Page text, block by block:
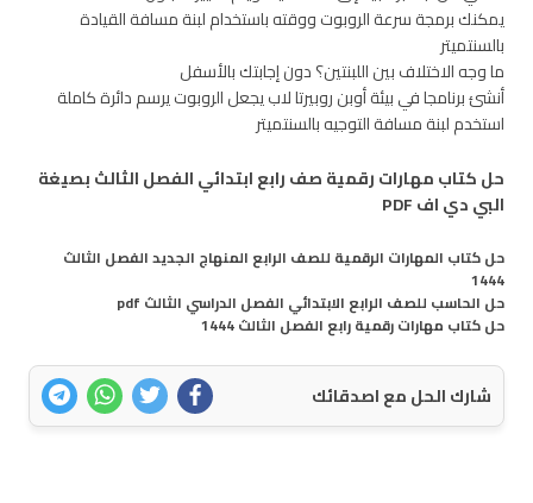
يمكنك برمجة سرعة الروبوت ووقته باستخدام لبنة مسافة القيادة
بالسنتميتر
ما وجه الاختلاف بين اللبنتين؟ دون إجابتك بالأسفل
أنشئ برنامجا في بيئة أوبن روبيرتا لاب يجعل الروبوت يرسم دائرة كاملة
استخدم لبنة مسافة التوجيه بالسنتميتر
حل كتاب مهارات رقمية صف رابع ابتدائي الفصل الثالث بصيغة
البي دي اف PDF
حل كتاب المهارات الرقمية للصف الرابع المنهاج الجديد الفصل الثالث
1444
حل الحاسب للصف الرابع الابتدائي الفصل الدراسي الثالث pdf
حل كتاب مهارات رقمية رابع الفصل الثالث 1444
شارك الحل مع اصدقائك